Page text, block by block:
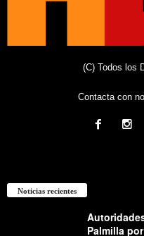
(C) Todos los
Contacta con
Noticias recientes
Palmilla